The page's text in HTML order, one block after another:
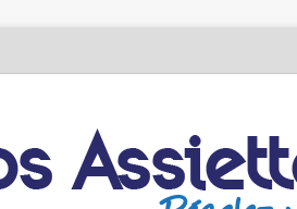
Chefs” du 19 au 24 octobre 2026